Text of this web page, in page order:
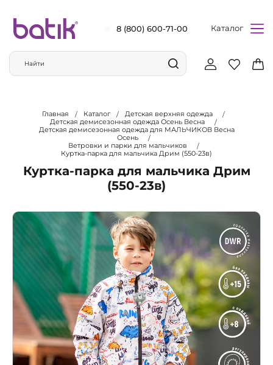
8 (800) 600-71-00 Каталог
Главная Каталог
Детская верхняя одежда
Детская демисезонная одежда Осень Весна
Детская демисезонная одежда для МАЛЬЧИКОВ Весна
Осень
Ветровки и парки для мальчиков
Куртка-парка для мальчика Дрим (550-23в)
Куртка-парка для мальчика Дрим
(550-23в)